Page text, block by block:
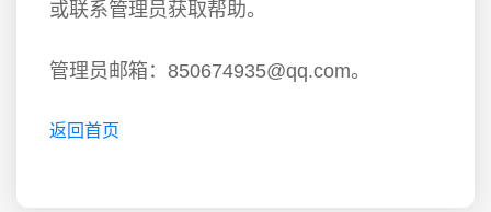
或联系管理员获取帮助。
管理员邮箱：850674935@qq.com。
返回首页